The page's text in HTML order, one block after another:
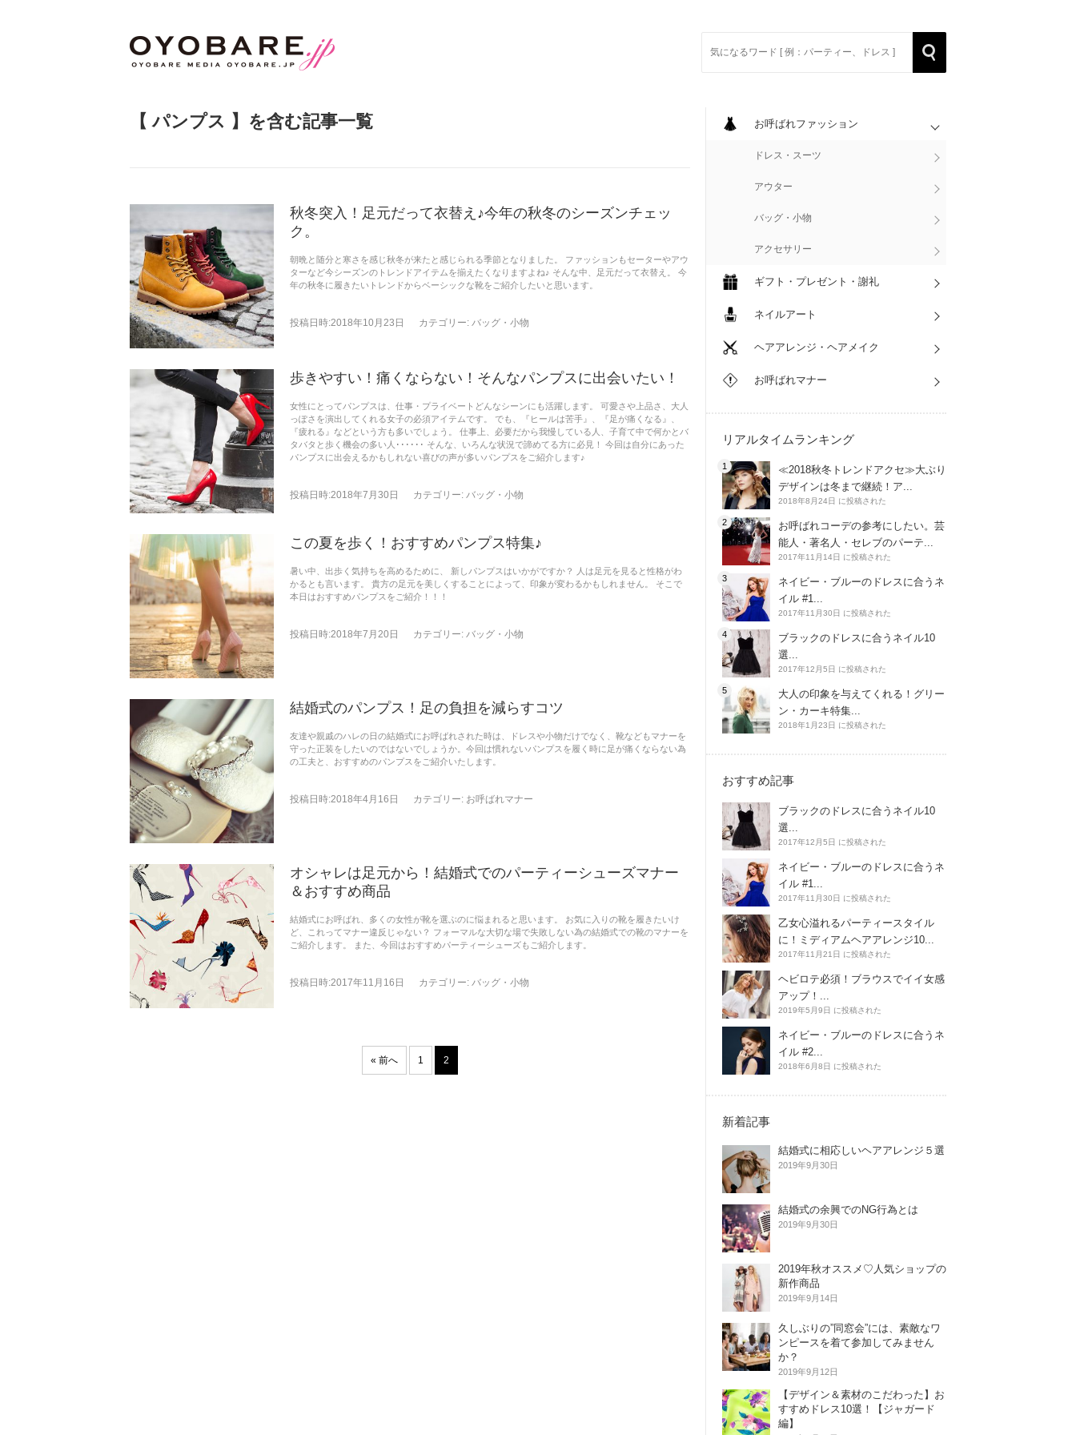
for:
【パンプス 】を含む記事一覧
秋冬突入！足元だって衣替え♪今年の秋冬のシーズンチェッ
ク。
朝晩と随分と寒さを感じ秋冬が来たと感じられる季節となりました。 ファッションもセーターやアウ
ターなど今シーズンのトレンドアイテムを揃えたくなりますよね♪ そんな中、足元だって衣替え。 今
年の秋冬に履きたいトレンドからベーシックな靴をご紹介したいと思います。
投稿日時:2018年10月23日 カテゴリー: バッグ・小物
歩きやすい！痛くならない！そんなパンプスに出会いたい！
女性にとってパンプスは、仕事・プライベートどんなシーンにも活躍します。 可愛さや上品さ、大人
っぽさを演出してくれる女子の必須アイテムです。 でも、『ヒールは苦手』、『足が痛くなる』、
『疲れる』などという方も多いでしょう。 仕事上、必要だから我慢している人、子育て中で何かとバ
タバタと歩く機会の多い人･･････ そんな、いろんな状況で諦めてる方に必見！ 今回は自分にあった
パンプスに出会えるかもしれない喜びの声が多いパンプスをご紹介します♪
投稿日時:2018年7月30日 カテゴリー: バッグ・小物
この夏を歩く！おすすめパンプス特集♪
暑い中、出歩く気持ちを高めるために、 新しパンプスはいかがですか？ 人は足元を見ると性格がわ
かるとも言います。 貴方の足元を美しくすることによって、印象が変わるかもしれません。 そこで
本日はおすすめパンプスをご紹介！！！
投稿日時:2018年7月20日 カテゴリー: バッグ・小物
結婚式のパンプス！足の負担を減らすコツ
友達や親戚のハレの日の結婚式にお呼ばれされた時は、ドレスや小物だけでなく、靴などもマナーを
守った正装をしたいのではないでしょうか。今回は慣れないパンプスを履く時に足が痛くならない為
の工夫と、おすすめのパンプスをご紹介いたします。
投稿日時:2018年4月16日 カテゴリー: お呼ばれマナー
オシャレは足元から！結婚式でのパーティーシューズマナー
＆おすすめ商品
結婚式にお呼ばれ、多くの女性が靴を選ぶのに悩まれると思います。 お気に入りの靴を履きたいけ
ど、これってマナー違反じゃない？ フォーマルな大切な場で失敗しない為の結婚式での靴のマナーを
ご紹介します。 また、今回はおすすめパーティーシューズもご紹介します。
投稿日時:2017年11月16日 カテゴリー: バッグ・小物
« 前へ 1 2
お呼ばれファッション
ドレス・スーツ
アウター
バッグ・小物
アクセサリー
ギフト・プレゼント・謝礼
ネイルアート
ヘアアレンジ・ヘアメイク
お呼ばれマナー
リアルタイムランキング
≪2018秋冬トレンドアクセ≫大ぶり
デザインは冬まで継続！ア...
2018年8月24日 に投稿された
お呼ばれコーデの参考にしたい。芸
能人・著名人・セレブのパーテ...
2017年11月14日 に投稿された
ネイビー・ブルーのドレスに合うネ
イル #1...
2017年11月30日 に投稿された
ブラックのドレスに合うネイル10
選...
2017年12月5日 に投稿された
大人の印象を与えてくれる！グリー
ン・カーキ特集...
2018年1月23日 に投稿された
おすすめ記事
ブラックのドレスに合うネイル10
選...
2017年12月5日 に投稿された
ネイビー・ブルーのドレスに合うネ
イル #1...
2017年11月30日 に投稿された
乙女心溢れるパーティースタイル
に！ミディアムヘアアレンジ10...
2017年11月21日 に投稿された
ヘビロテ必須！ブラウスでイイ女感
アップ！...
2019年5月9日 に投稿された
ネイビー・ブルーのドレスに合うネ
イル #2...
2018年6月8日 に投稿された
新着記事
結婚式に相応しいヘアアレンジ５選
2019年9月30日
結婚式の余興でのNG行為とは
2019年9月30日
2019年秋オススメ♡人気ショップの
新作商品
2019年9月14日
久しぶりの”同窓会”には、素敵なワ
ンピースを着て参加してみません
か？
2019年9月12日
【デザイン＆素材のこだわった】お
すすめドレス10選！【ジャガード
編】